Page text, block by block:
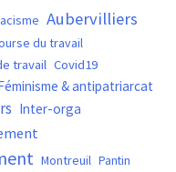
Aubervilliers
du travail
travail Covid19
& antipatriarcat
Inter-orga
Montreuil Pantin